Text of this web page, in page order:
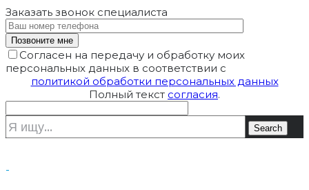
Заказать звонок специалиста
Согласен на передачу и обработку моих
персональных данных в соответствии с
политикой обработки персональных данных
Полный текст согласия.